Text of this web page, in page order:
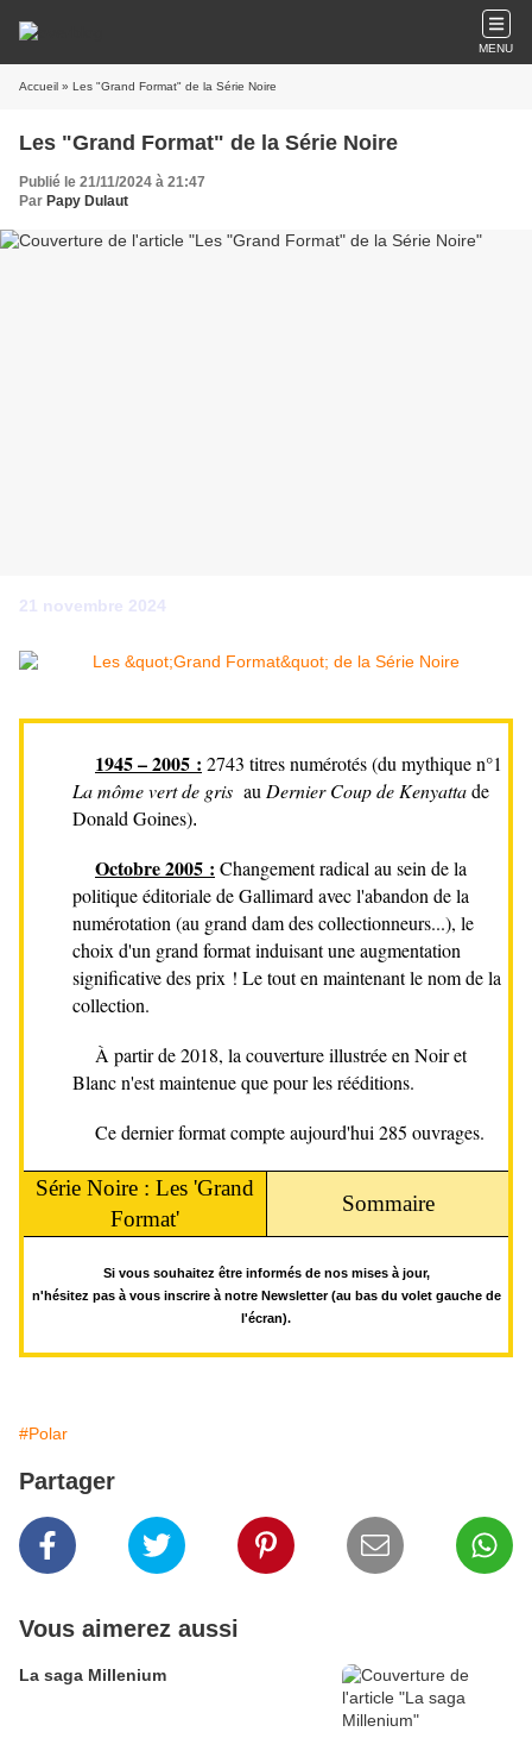
MENU
Accueil » Les "Grand Format" de la Série Noire
Les "Grand Format" de la Série Noire
Publié le 21/11/2024 à 21:47
Par Papy Dulaut
21 novembre 2024
1945 – 2005 : 2743 titres numérotés (du mythique n°1
La môme vert de gris au Dernier Coup de Kenyattade
Donald Goines).
Octobre 2005 : Changement radical au sein de la
politique éditoriale de Gallimard avec l'abandon de la
numérotation (au grand dam des collectionneurs...), le
choix d'un grand format induisant une augmentation
significative des prix ! Le tout en maintenant le nom de la
collection.
À partir de 2018, la couverture illustrée en Noir et
Blanc n'est maintenue que pour les rééditions.
Ce dernier format compte aujourd'hui 285 ouvrages.
Série Noire : Les 'Grand
Format'
Sommaire
Si vous souhaitez être informés de nos mises à jour,
n'hésitez pas à vous inscrire à notre Newsletter (au bas du volet gauche de
l'écran).
#Polar
Partager
Vous aimerez aussi
La saga Millenium